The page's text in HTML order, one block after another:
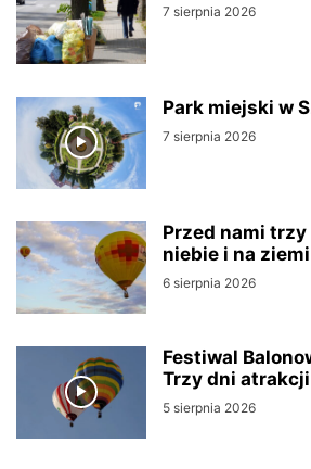
7 sierpnia 2026
Park miejski w
7 sierpnia 2026
Przed nami
niebie i na ziemi
6 sierpnia 2026
Festiwal
Trzy dni
5 sierpnia 2026